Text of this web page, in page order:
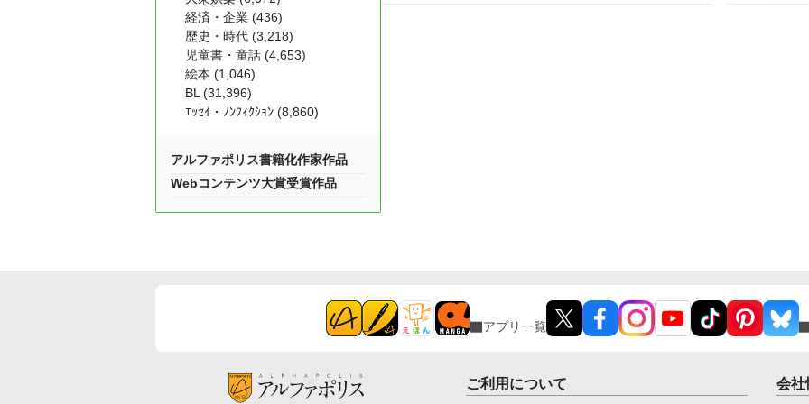
経済・企業 (436)
歴史・時代 (3,218)
児童書・童話 (4,653)
絵本 (1,046)
BL (31,396)
ｴｯｾｲ・ﾉﾝﾌｨｸｼｮﾝ (8,860)
アルファポリス書籍化作家作品
Webコンテンツ大賞受賞作品
アプリ一覧
ご利用について 会社